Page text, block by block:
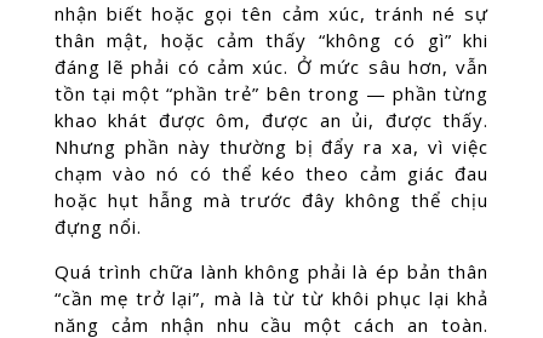
nhận biết hoặc gọi tên cảm xúc, tránh né sự
thân mật, hoặc cảm thấy “không có gì” khi
đáng lẽ phải có cảm xúc. Ở mức sâu hơn, vẫn
tồn tại một “phần trẻ” bên trong — phần từng
khao khát được ôm, được an ủi, được thấy.
Nhưng phần này thường bị đẩy ra xa, vì việc
chạm vào nó có thể kéo theo cảm giác đau
hoặc hụt hẫng mà trước đây không thể chịu
đựng nổi.
Quá trình chữa lành không phải là ép bản thân
“cần mẹ trở lại”, mà là từ từ khôi phục lại khả
năng cảm nhận nhu cầu một cách an toàn.